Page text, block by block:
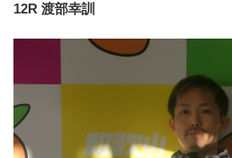
12R 渡部幸訓